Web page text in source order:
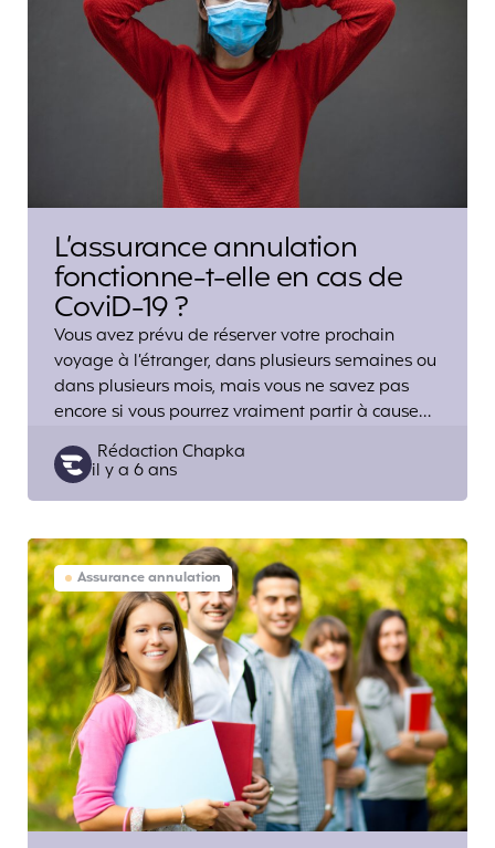
L’assurance annulation
fonctionne-t-elle en cas de
CoviD-19 ?
Vous avez prévu de réserver votre prochain
voyage à l’étranger, dans plusieurs semaines ou
dans plusieurs mois, mais vous ne savez pas
encore si vous pourrez vraiment partir à cause…
Posted
by
Rédaction Chapka
il y a 6 ans
Assurance annulation